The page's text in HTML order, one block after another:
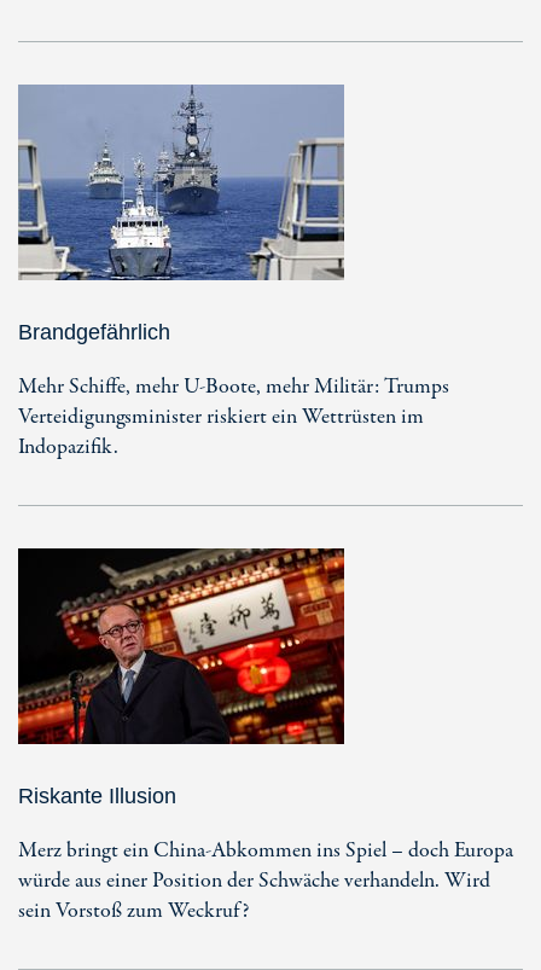
Brandgefährlich
Mehr Schiffe, mehr U-Boote, mehr Militär: Trumps
Verteidigungsminister riskiert ein Wettrüsten im
Indopazifik.
Riskante Illusion
Merz bringt ein China-Abkommen ins Spiel – doch Europa
würde aus einer Position der Schwäche verhandeln. Wird
sein Vorstoß zum Weckruf?